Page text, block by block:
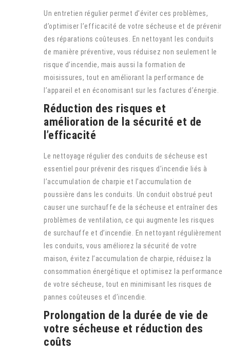
Un entretien régulier permet d’éviter ces problèmes,
d’optimiser l’efficacité de votre sécheuse et de prévenir
des réparations coûteuses. En nettoyant les conduits
de manière préventive, vous réduisez non seulement le
risque d’incendie, mais aussi la formation de
moisissures, tout en améliorant la performance de
l’appareil et en économisant sur les factures d’énergie.
Réduction des risques et
amélioration de la sécurité et de
l’efficacité
Le nettoyage régulier des conduits de sécheuse est
essentiel pour prévenir des risques d’incendie liés à
l’accumulation de charpie et l’accumulation de
poussière dans les conduits. Un conduit obstrué peut
causer une surchauffe de la sécheuse et entraîner des
problèmes de ventilation, ce qui augmente les risques
de surchauffe et d’incendie. En nettoyant régulièrement
les conduits, vous améliorez la sécurité de votre
maison, évitez l’accumulation de charpie, réduisez la
consommation énergétique et optimisez la performance
de votre sécheuse, tout en minimisant les risques de
pannes coûteuses et d’incendie.
Prolongation de la durée de vie de
votre sécheuse et réduction des
coûts